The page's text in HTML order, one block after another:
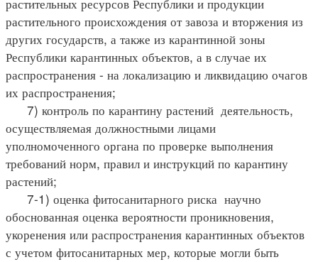
растительного происхождения от завоза и вторжения из
других государств, а также из карантинной зоны
Республики карантинных объектов, а в случае их
распространения - на локализацию и ликвидацию очагов
их распространения;
7) контроль по карантину растений деятельность,
осуществляемая должностными лицами
уполномоченного органа по проверке выполнения
требований норм, правил и инструкций по карантину
растений;
7-1) оценка фитосанитарного риска научно
обоснованная оценка вероятности проникновения,
укоренения или распространения карантинных объектов
с учетом фитосанитарных мер, которые могли быть